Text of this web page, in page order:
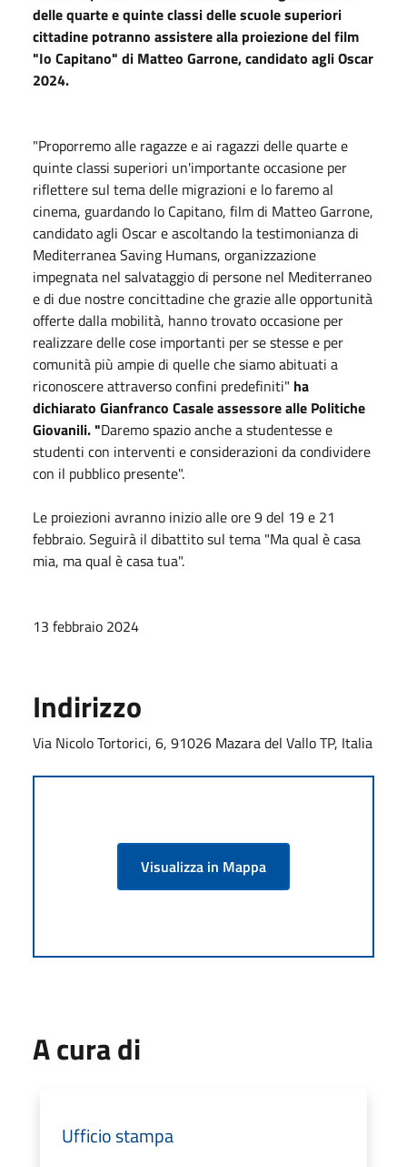
delle quarte e quinte classi delle scuole superiori
cittadine potranno assistere alla proiezione del film
"Io Capitano" di Matteo Garrone, candidato agli Oscar
2024.
"Proporremo alle ragazze e ai ragazzi delle quarte e
quinte classi superiori un'importante occasione per
riflettere sul tema delle migrazioni e lo faremo al
cinema, guardando Io Capitano, film di Matteo Garrone,
candidato agli Oscar e ascoltando la testimonianza di
Mediterranea Saving Humans, organizzazione
impegnata nel salvataggio di persone nel Mediterraneo
e di due nostre concittadine che grazie alle opportunità
offerte dalla mobilità, hanno trovato occasione per
realizzare delle cose importanti per se stesse e per
comunità più ampie di quelle che siamo abituati a
riconoscere attraverso confini predefiniti" ha
dichiarato Gianfranco Casale assessore alle Politiche
Giovanili. "Daremo spazio anche a studentesse e
studenti con interventi e considerazioni da condividere
con il pubblico presente".
Le proiezioni avranno inizio alle ore 9 del 19 e 21
febbraio. Seguirà il dibattito sul tema "Ma qual è casa
mia, ma qual è casa tua".
13 febbraio 2024
Indirizzo
Via Nicolo Tortorici, 6, 91026 Mazara del Vallo TP, Italia
Visualizza in Mappa
A cura di
Ufficio stampa